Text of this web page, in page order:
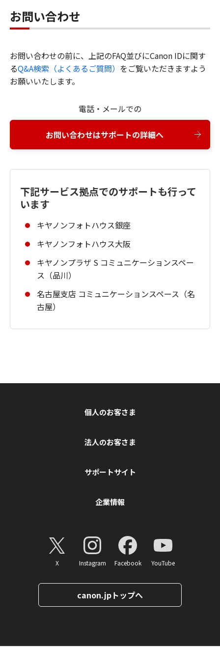
お問い合わせ
お問い合わせの前に、上記のFAQ並びにCanon IDに関す
るQ&A検索（よくあるご質問） をご覧いただきますよう
お願いいたします。
電話・メールでの
お問い合わせはサポートの詳細へ
下記サービス拠点でのサポートも行って
います
キヤノンフォトハウス銀座
キヤノンフォトハウス大阪
キヤノンプラザ S コミュニケーションスペー
ス（品川）
名古屋支店 コミュニケーションスペース（名
古屋）
個人のお客さま
法人のお客さま
サポートサイト
企業情報
X Instagram Facebook YouTube
canon.jpトップへ